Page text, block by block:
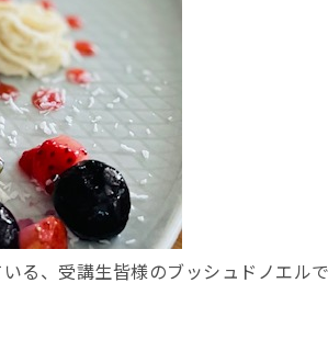
る、受講生皆様のブッシュドノエル